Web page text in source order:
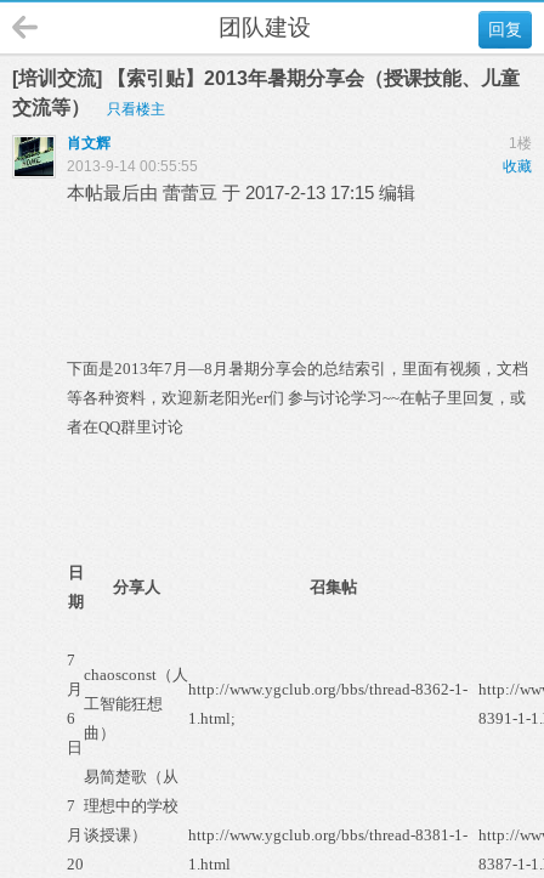
回复
团队建设
[培训交流] 【索引贴】2013年暑期分享会（授课技能、儿童
交流等）
只看楼主
1楼
肖文辉
收藏
2013-9-14 00:55:55
本帖最后由 蕾蕾豆 于 2017-2-13 17:15 编辑
下面是2013年7月—8月暑期分享会的总结索引，里面有视频，文档
等各种资料，欢迎新老阳光er们 参与讨论学习~~在帖子里回复，或
者在QQ群里讨论
日
期
分享人 召集帖
7
月
6
日
chaosconst（人
工智能狂想
曲）
http://www.ygclub.org/bbs/thread-8362-1-
1.html;
http://
8391-1-
7
月
20
易简楚歌（从
理想中的学校
谈授课）
http://www.ygclub.org/bbs/thread-8381-1-
1.html
http://
8387-1-